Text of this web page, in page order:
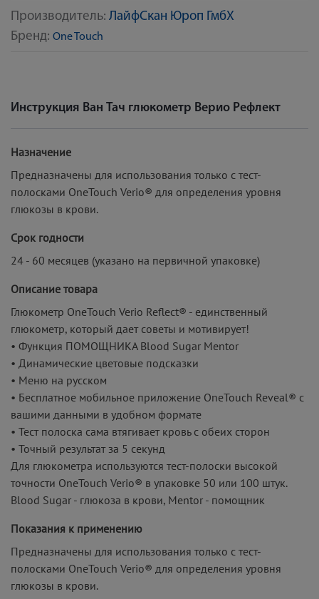
Производитель: ЛайфСкан Юроп ГмбХ
Бренд: One Touch
Инструкция Ван Тач глюкометр Верио Рефлект
Назначение
Предназначены для использования только с тест-
полосками OneTouch Verio® для определения уровня
глюкозы в крови.
Срок годности
24 - 60 месяцев (указано на первичной упаковке)
Описание товара
Глюкометр OneTouch Verio Reflect® - единственный
глюкометр, который дает советы и мотивирует!
• Функция ПОМОЩНИКА Blood Sugar Mentor
• Динамические цветовые подсказки
• Меню на русском
• Бесплатное мобильное приложение OneTouch Reveal® с
вашими данными в удобном формате
• Тест полоска сама втягивает кровь с обеих сторон
• Точный результат за 5 секунд
Для глюкометра используются тест-полоски высокой
точности OneTouch Verio® в упаковке 50 или 100 штук.
Blood Sugar - глюкоза в крови, Mentor - помощник
Показания к применению
Предназначены для использования только с тест-
полосками OneTouch Verio® для определения уровня
глюкозы в крови.